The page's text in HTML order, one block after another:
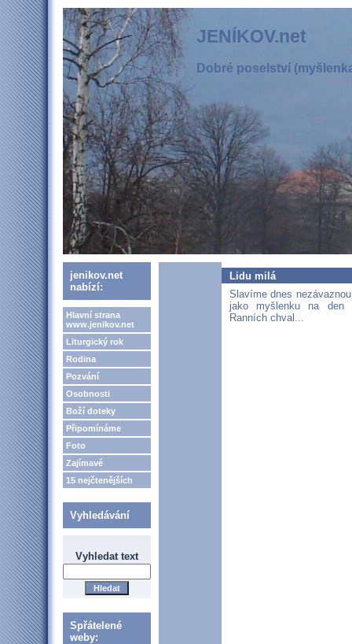
JENÍKOV.net
Dobré poselství
jenikov.net
nabízí:
Hlavní strana
www.jenikov.net
Liturgický rok
Rodina
Pozvání
Osobnosti
Boží doteky
Připomínáme
Foto
Zajímavé
15 nejčtenějších
Vyhledávání
Vyhledat text
Spřátelené
weby:
Lidu milá
Slavíme dnes
jako myšlenku na den
Ranních chval...